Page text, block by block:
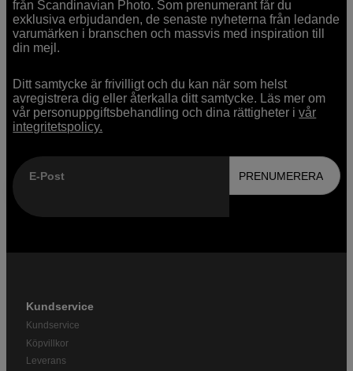
från Scandinavian Photo. Som prenumerant får du
exklusiva erbjudanden, de senaste nyheterna från ledande
varumärken i branschen och massvis med inspiration till
din mejl.
Ditt samtycke är frivilligt och du kan när som helst
avregistrera dig eller återkalla ditt samtycke. Läs mer om
vår personuppgiftsbehandling och dina rättigheter ivår
integritetspolicy.
E-Post PRENUMERERA
Kundservice
Kundservice
Köpvillkor
Leverans